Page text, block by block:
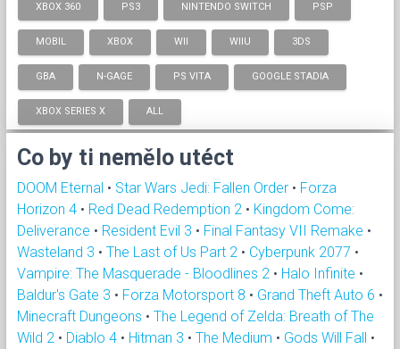
XBOX 360 PS3 NINTENDO SWITCH PSP
MOBIL XBOX WII WIIU 3DS
GBA N-GAGE PS VITA GOOGLE STADIA
XBOX SERIES X ALL
Co by ti nemělo utéct
DOOM Eternal • Star Wars Jedi: Fallen Order • Forza
Horizon 4 • Red Dead Redemption 2 • Kingdom Come:
Deliverance • Resident Evil 3 • Final Fantasy VII Remake •
Wasteland 3 • The Last of Us Part 2 • Cyberpunk 2077 •
Vampire: The Masquerade - Bloodlines 2 • Halo Infinite •
Baldur's Gate 3 • Forza Motorsport 8 • Grand Theft Auto 6 •
Minecraft Dungeons • The Legend of Zelda: Breath of The
Wild 2 • Diablo 4 • Hitman 3 • The Medium • Gods Will Fall •